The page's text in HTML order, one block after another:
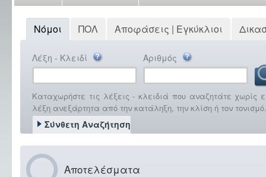
Νόμοι ΠΟΛ Αποφάσεις | Εγκύκλιοι
Λέξη - Κλειδί Αριθμός
Καταχωρήστε τις λέξεις - κλειδιά που αναζητάτε
λέξη ανεξάρτητα από την κατάληξη, την κλίση ή τον τονισμό.
Σύνθετη Αναζήτηση
Αποτελέσματα